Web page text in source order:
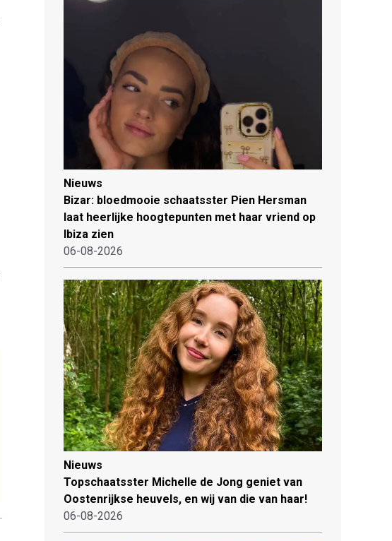
Nieuws
Bizar: bloedmooie schaatsster Pien Hersman
laat heerlijke hoogtepunten met haar vriend op
Ibiza zien
06-08-2026
Nieuws
Topschaatsster Michelle de Jong geniet van
Oostenrijkse heuvels, en wij van die van haar!
06-08-2026